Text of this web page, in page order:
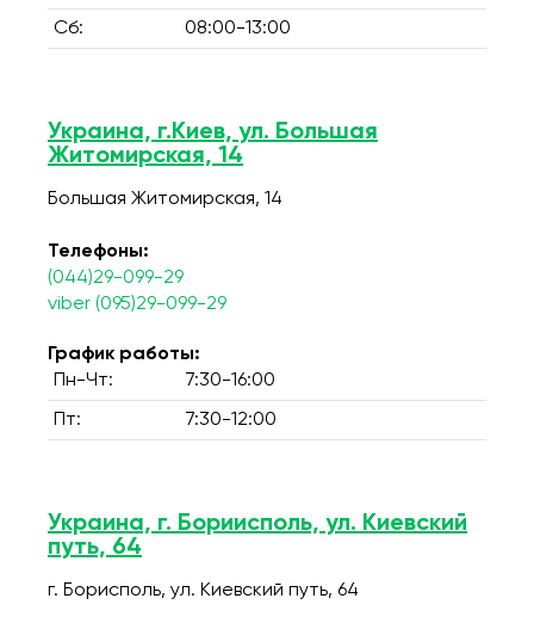
Сб: 08:00-13:00
Украина, г.Киев, ул. Большая
Житомирская, 14
Большая Житомирская, 14
Телефоны:
(044)29-099-29
viber (095)29-099-29
График работы:
Пн-Чт:
7:30-16:00
Пт: 7:30-12:00
Украина, г. Бориисполь, ул. Киевский
путь, 64
г. Борисполь, ул. Киевский путь, 64